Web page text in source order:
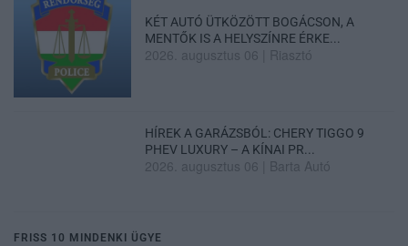
KÉT AUTÓ ÜTKÖZÖTT BOGÁCSON, A
MENTŐK IS A HELYSZÍNRE ÉRKE...
2026. augusztus 06 Riasztó
HÍREK A GARÁZSBÓL: CHERY TIGGO 9
PHEV LUXURY – A KÍNAI PR...
2026. augusztus 06 Barta Autó
FRISS 10 MINDENKI ÜGYE